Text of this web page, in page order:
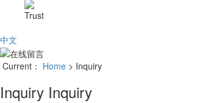
Trust
中文
Current： Home > Inquiry
Inquiry Inquiry